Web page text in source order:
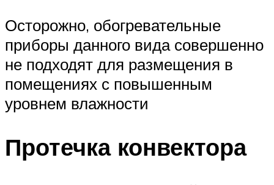
Осторожно, обогревательные
приборы данного вида совершенно
не подходят для размещения в
помещениях с повышенным
уровнем влажности
Протечка конвектора